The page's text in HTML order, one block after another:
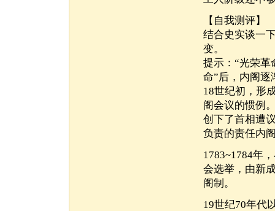
【自我测评】
结合史实谈一
变。
提示：“光荣
命”后，内阁逐
18世纪初，形
阁会议的惯例
创下了首相遭
负责的责任内
1783~1784年
会选举，由新
阁制。
19世纪70年代